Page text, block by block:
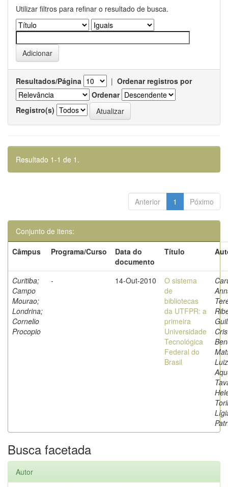
Utilizar filtros para refinar o resultado de busca.
Resultados/Página | Ordenar registros por
Ordenar
Registro(s)
Resultado 1-1 de 1.
Anterior 1 Póximo
Conjunto de itens:
Câmpus
Programa/Curso
Data do
documento
Título
Curitiba;
Campo
Mourao;
Londrina;
Cornelio
Procopio
- 14-Out-2010
O sistema
de
bibliotecas
da UTFPR: a
primeira
Universidade
Tecnológica
Federal do
Brasil
Busca facetada
Autor